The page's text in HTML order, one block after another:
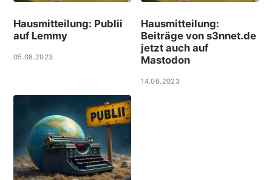
Hausmitteilung: Publii
auf Lemmy
05.08.2023
Hausmitteilung:
Beiträge von s3nnet.de
jetzt auch auf
Mastodon
14.06.2023